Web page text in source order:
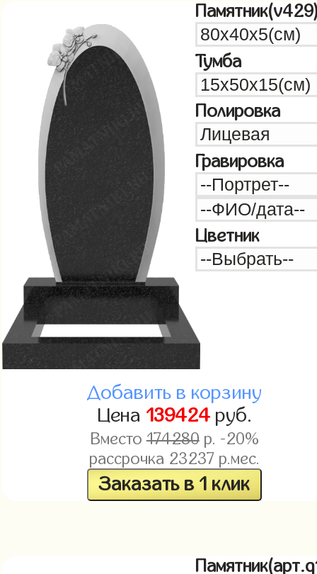
Тумба
Полировка
Гравировка
Цветник
Добавить в корзину
Цена 139424руб.
Вместо174280р. -20%
рассрочка 23237 р.мес.
Заказать в 1 клик